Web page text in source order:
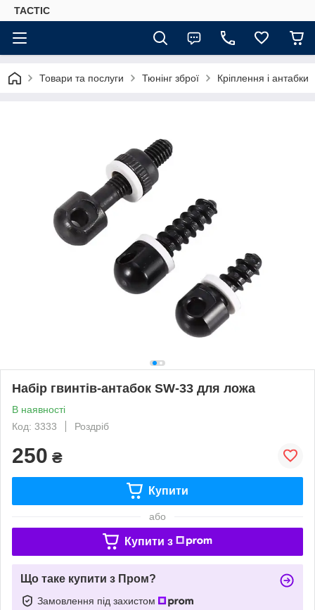
TACTIC
Товари та послуги Тюнінг зброї Кріплення і антабки
Набір гвинтів-антабок SW-33 для ложа
В наявності
Код: 3333
Роздріб
250 ₴
Купити
або
Купити з
Що таке купити з Пром?
Замовлення під захистом